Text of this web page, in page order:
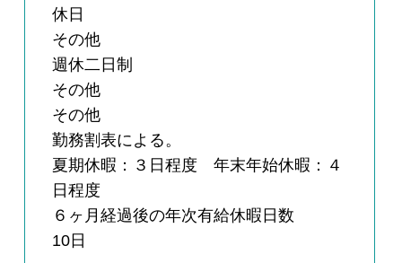
休日
その他
週休二日制
その他
その他
勤務割表による。
夏期休暇：３日程度 年末年始休暇：４
日程度
６ヶ月経過後の年次有給休暇日数
10日